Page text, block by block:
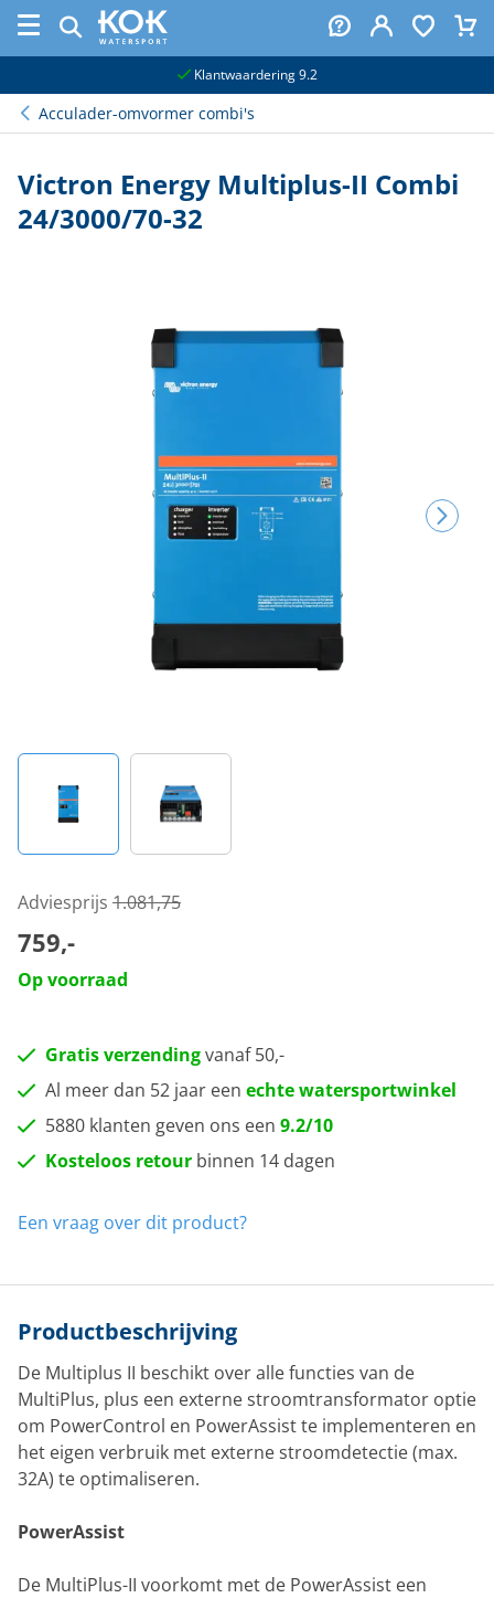
Klantwaardering 9.2
Acculader-omvormer combi's
Victron Energy Multiplus-II Combi
24/3000/70-32
Adviesprijs 1.081,75
759,-
Op voorraad
Gratis verzendingvanaf 50,-
Al meer dan 52 jaar een echte watersportwinkel
5880 klanten geven ons een 9.2/10
Kosteloos retour binnen 14 dagen
Een vraag over dit product?
Productbeschrijving
De Multiplus II beschikt over alle functies van de
MultiPlus, plus een externe stroomtransformator optie
om PowerControl en PowerAssist te implementeren en
het eigen verbruik met externe stroomdetectie (max.
32A) te optimaliseren.
PowerAssist
De MultiPlus-II voorkomt met de PowerAssist een